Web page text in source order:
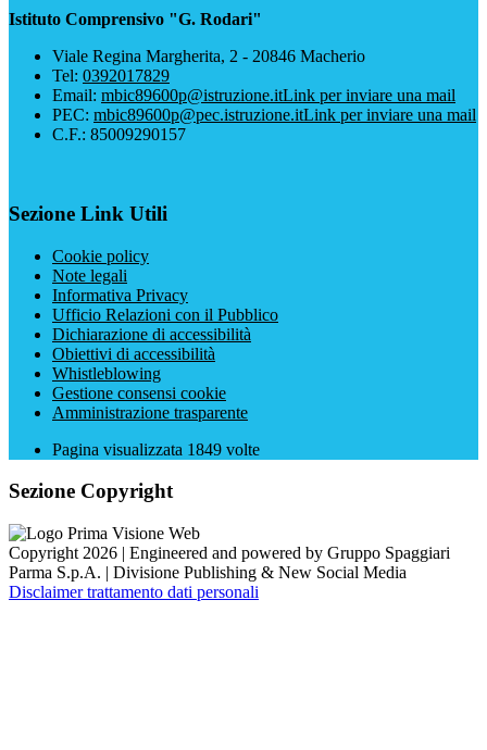
Istituto Comprensivo "G. Rodari"
Viale Regina Margherita, 2 - 20846 Macherio
Tel: 0392017829
Email: mbic89600p@istruzione.itLink per inviare una mail
PEC: mbic89600p@pec.istruzione.itLink per inviare una mail
C.F.: 85009290157
Sezione Link Utili
Cookie policy
Note legali
Informativa Privacy
Ufficio Relazioni con il Pubblico
Dichiarazione di accessibilità
Obiettivi di accessibilità
Whistleblowing
Gestione consensi cookie
Amministrazione trasparente
Pagina visualizzata 1849 volte
Sezione Copyright
Copyright 2026 | Engineered and powered by Gruppo Spaggiari
Parma S.p.A. | Divisione Publishing & New Social Media
Disclaimer trattamento dati personali